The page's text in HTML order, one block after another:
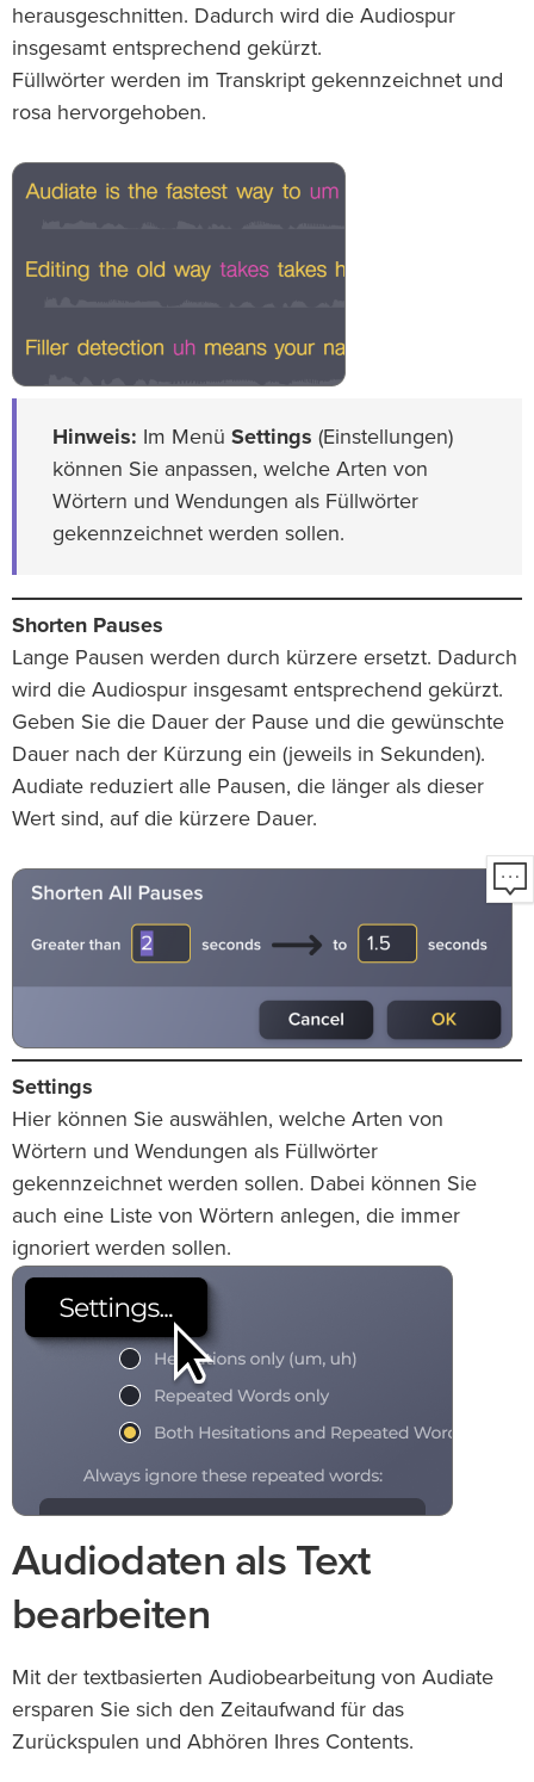
herausgeschnitten. Dadurch wird die Audiospur
insgesamt entsprechend gekürzt.
Füllwörter werden im Transkript gekennzeichnet und
rosa hervorgehoben.
Hinweis: Im Menü Settings (Einstellungen)
können Sie anpassen, welche Arten von
Wörtern und Wendungen als Füllwörter
gekennzeichnet werden sollen.
Shorten Pauses
Lange Pausen werden durch kürzere ersetzt. Dadurch
wird die Audiospur insgesamt entsprechend gekürzt.
Geben Sie die Dauer der Pause und die gewünschte
Dauer nach der Kürzung ein (jeweils in Sekunden).
Audiate reduziert alle Pausen, die länger als dieser
Wert sind, auf die kürzere Dauer.
Settings
Hier können Sie auswählen, welche Arten von
Wörtern und Wendungen als Füllwörter
gekennzeichnet werden sollen. Dabei können Sie
auch eine Liste von Wörtern anlegen, die immer
ignoriert werden sollen.
Audiodaten als Text
bearbeiten
Mit der textbasierten Audiobearbeitung von Audiate
ersparen Sie sich den Zeitaufwand für das
Zurückspulen und Abhören Ihres Contents.